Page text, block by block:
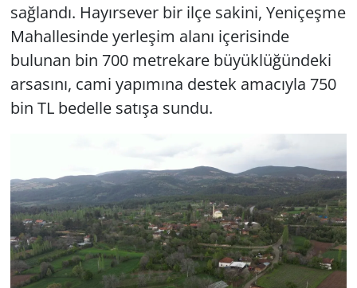
sağlandı. Hayırsever bir ilçe sakini, Yeniçeşme
Mahallesinde yerleşim alanı içerisinde
bulunan bin 700 metrekare büyüklüğündeki
arsasını, cami yapımına destek amacıyla 750
bin TL bedelle satışa sundu.